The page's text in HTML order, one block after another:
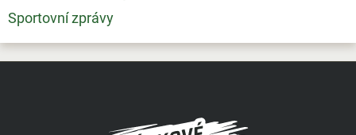
Sportovní zprávy